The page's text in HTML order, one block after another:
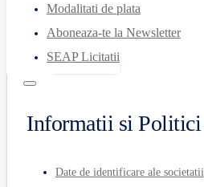
Modalitati de plata
Aboneaza-te la Newsletter
SEAP Licitatii
Informatii si Politici
Date de identificare ale societatii